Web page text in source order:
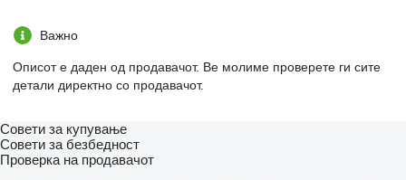
Важно
Описот е даден од продавачот. Ве молиме проверете ги сите
детали директно со продавачот.
Совети за купување
Совети за безбедност
Проверка на продавачот